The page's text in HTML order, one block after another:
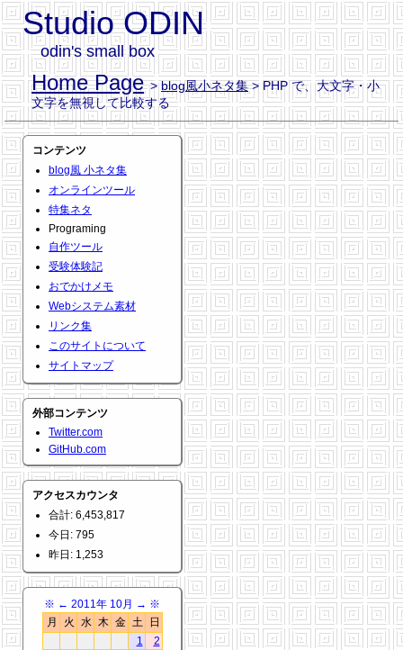
Studio ODIN
odin's small box
Home Page >blog風小ネタ集> PHP で、大文字・小
文字を無視して比較する
コンテンツ
blog風 小ネタ集
オンラインツール
特集ネタ
Programing
自作ツール
受験体験記
おでかけメモ
Webシステム素材
リンク集
このサイトについて
サイトマップ
外部コンテンツ
Twitter.com
GitHub.com
アクセスカウンタ
合計: 6,453,817
今日: 795
昨日: 1,253
※ ← 2011年 10月 → ※
月
火 水 木 金 土
日
1
2